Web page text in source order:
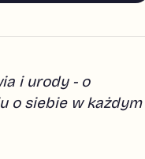
i urody - o
o siebie w każdym